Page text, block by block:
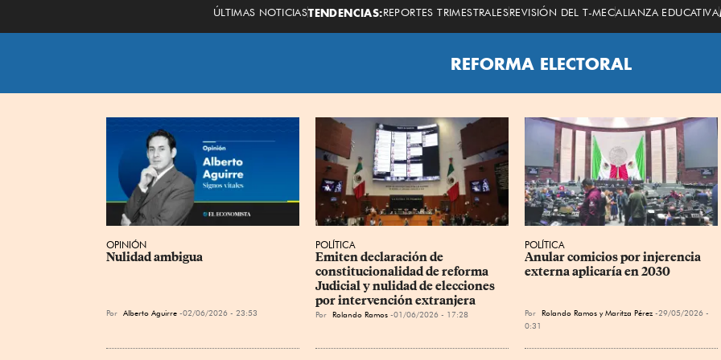
ÚLTIMAS NOTICIASTENDENCIAS:REPORTES TRIMESTRALESREVISIÓN DEL T-MECALIANZA EDUCATIVA
REFORMA ELECTORAL
OPINIÓN
Nulidad ambigua
Por Alberto Aguirre 02/06/2026 - 23:53
POLÍTICA
Emiten declaración de
constitucionalidad de reforma
Judicial y nulidad de elecciones
por intervención extranjera
Por Rolando Ramos 01/06/2026 - 17:28
POLÍTICA
Anular comicios por injerencia
externa aplicaría en 2030
Por Rolando Ramos yMaritza Pérez 29/05/2026 -
0:31